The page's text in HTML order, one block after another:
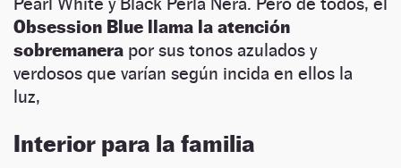
Obsession Blue llama la atención
sobremanera por sus tonos azulados y
verdosos que varían según incida en ellos la
luz,
Interior para la familia